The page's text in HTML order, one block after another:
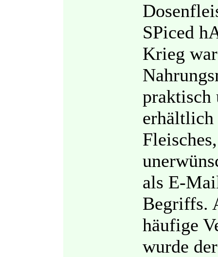
SPiced
Krieg
praktisch
erhältlich
als E-
Begriffs.
häufige
wurde